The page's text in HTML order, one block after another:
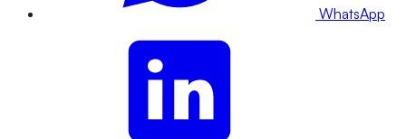
WhatsApp